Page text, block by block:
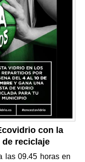
con la
reciclaje
las 09.45 horas en